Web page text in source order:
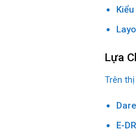
Lựa
Trên
E-